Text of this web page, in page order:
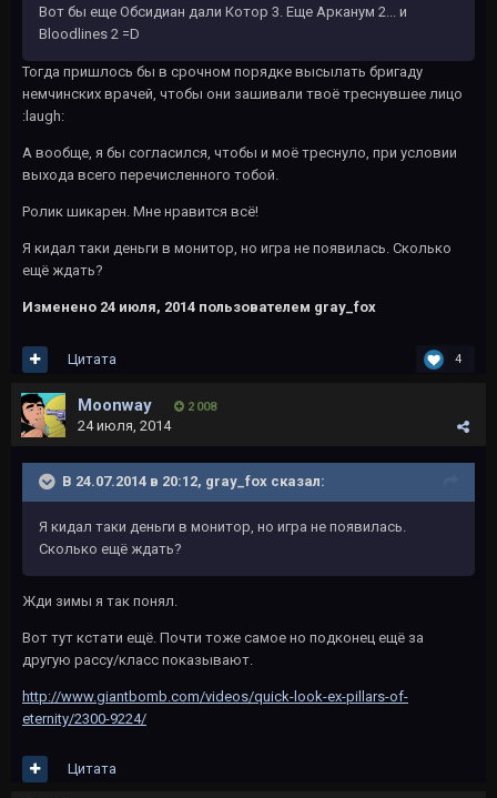
Вот бы еще Обсидиан дали Котор 3. Еще Арканум 2... и
Bloodlines 2 =D
Тогда пришлось бы в срочном порядке высылать бригаду
немчинских врачей, чтобы они зашивали твоё треснувшее лицо
:laugh:
А вообще, я бы согласился, чтобы и моё треснуло, при условии
выхода всего перечисленного тобой.
Ролик шикарен. Мне нравится всё!
Я кидал таки деньги в монитор, но игра не появилась. Сколько
ещё ждать?
Изменено 24 июля, 2014 пользователем gray_fox
4
Цитата
Moonway 2 008
24 июля, 2014
В 24.07.2014 в 20:12, gray_fox сказал:
Я кидал таки деньги в монитор, но игра не появилась.
Сколько ещё ждать?
Жди зимы я так понял.
Вот тут кстати ещё. Почти тоже самое но подконец ещё за
другую рассу/класс показывают.
http://www.giantbomb.com/videos/quick-look-ex-pillars-of-
eternity/2300-9224/
Цитата